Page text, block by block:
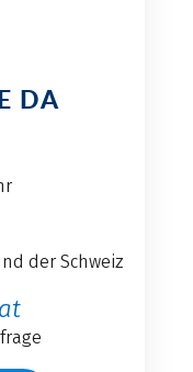
DA
der Schweiz